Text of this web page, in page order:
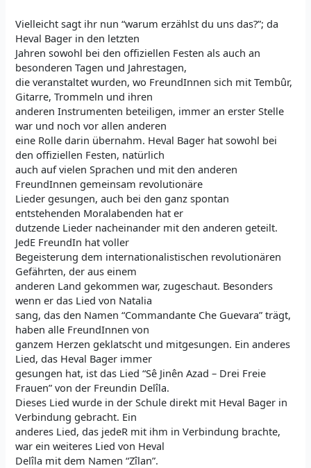
Vielleicht sagt ihr nun “warum erzählst du uns das?”; da
Heval Bager in den letzten
Jahren sowohl bei den offiziellen Festen als auch an
besonderen Tagen und Jahrestagen,
die veranstaltet wurden, wo FreundInnen sich mit Tembûr,
Gitarre, Trommeln und ihren
anderen Instrumenten beteiligen, immer an erster Stelle
war und noch vor allen anderen
eine Rolle darin übernahm. Heval Bager hat sowohl bei
den offiziellen Festen, natürlich
auch auf vielen Sprachen und mit den anderen
FreundInnen gemeinsam revolutionäre
Lieder gesungen, auch bei den ganz spontan
entstehenden Moralabenden hat er
dutzende Lieder nacheinander mit den anderen geteilt.
JedE FreundIn hat voller
Begeisterung dem internationalistischen revolutionären
Gefährten, der aus einem
anderen Land gekommen war, zugeschaut. Besonders
wenn er das Lied von Natalia
sang, das den Namen “Commandante Che Guevara” trägt,
haben alle FreundInnen von
ganzem Herzen geklatscht und mitgesungen. Ein anderes
Lied, das Heval Bager immer
gesungen hat, ist das Lied “Sê Jinên Azad – Drei Freie
Frauen” von der Freundin Delîla.
Dieses Lied wurde in der Schule direkt mit Heval Bager in
Verbindung gebracht. Ein
anderes Lied, das jedeR mit ihm in Verbindung brachte,
war ein weiteres Lied von Heval
Delîla mit dem Namen “Zîlan”.